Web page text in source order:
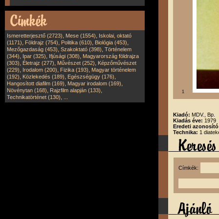
Ismeretterjesztő (2723), Mese (1554), Iskolai, oktató
(1171), Földrajz (754), Politika (610), Biológia (453),
Mezőgazdaság (453), Szakoktató (398), Történelem
(344), Ipar (325), Ifjúsági (308), Magyarország földrajza
(303), Életrajz (277), Művészet (252), Képzőművészet
(229), Irodalom (200), Fizika (193), Magyar történelem
(192), Közlekedés (189), Egészségügy (176),
Hangosított diafilm (169), Magyar irodalom (169),
Növénytan (168), Rajzfilm alapján (133),
Technikatörténet (130),
1
Kiadó: MDV., Bp.
Kiadás éve: 1979
Eredeti
Technika: 1
Címkék: